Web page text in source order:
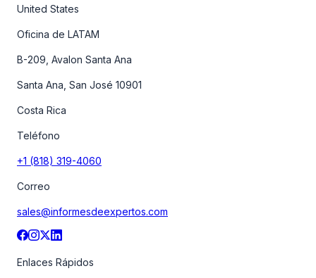
United States
Oficina de LATAM
B-209, Avalon Santa Ana
Santa Ana, San José 10901
Costa Rica
Teléfono
+1 (818) 319-4060
Correo
sales@informesdeexpertos.com
Enlaces Rápidos